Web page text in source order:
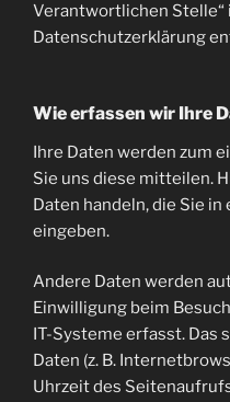
Verantwortlichen Stelle“
Datenschutzerklärung
Wie erfassen wir Ihre
Ihre Daten werden zum
Sie uns diese mitteilen.
Daten handeln, die Sie
eingeben.
Andere Daten werden
Einwilligung beim
IT-Systeme erfasst. Das
Daten (z. B.
Uhrzeit des